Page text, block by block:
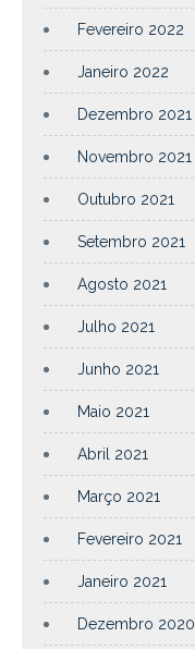
Fevereiro 2022
Janeiro 2022
Dezembro 2021
Novembro 2021
Outubro 2021
Setembro 2021
Agosto 2021
Julho 2021
Junho 2021
Maio 2021
Abril 2021
Março 2021
Fevereiro 2021
Janeiro 2021
Dezembro 2020